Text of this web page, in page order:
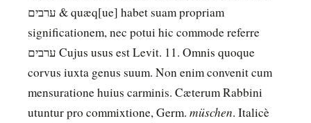
ערבים & quæq[ue] habet suam propriam
significationem, nec potui hic commode referre
ערבים Cujus usus est Levit. 11. Omnis quoque
corvus iuxta genus suum. Non enim convenit cum
mensuratione huius carminis. Cæterum Rabbini
utuntur pro commixtione, Germ. müschen. Italicè